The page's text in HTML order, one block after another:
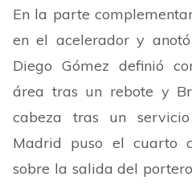
En la parte
en el acelerador y
Diego Gómez definió
área tras un rebote y
cabeza tras un
Madrid puso el cuarto
sobre la salida del